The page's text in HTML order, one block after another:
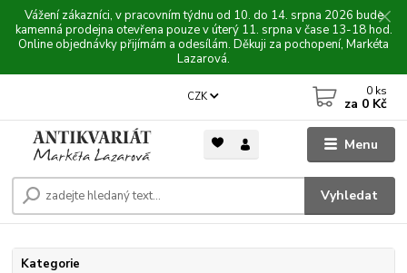
Vážení zákazníci, v pracovním týdnu od 10. do 14. srpna 2026 bude
kamenná prodejna otevřena pouze v úterý 11. srpna v čase 13-18 hod.
Online objednávky přijímám a odesílám. Děkuji za pochopení, Markéta
Lazarová.
Menu
CZK
Vyhledat
0 ks
za 0 Kč
Kategorie